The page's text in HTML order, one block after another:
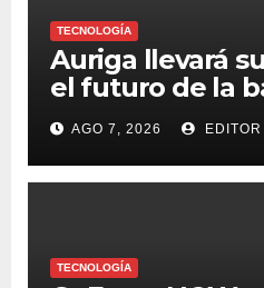
TECNOLOGÍA
Auriga llevará
el futuro de la
Digital Summit
AGO 7, 2026 EDITOR
TECNOLOGÍA